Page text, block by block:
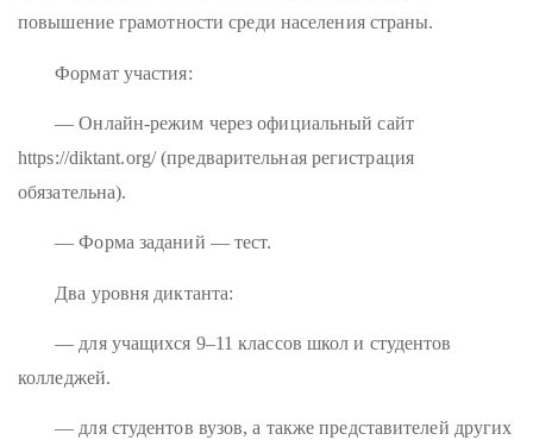
повышение грамотности среди населения страны.
Формат участия:
— Онлайн-режим через официальный сайт
https://diktant.org/ (предварительная регистрация
обязательна).
— Форма заданий — тест.
Два уровня диктанта:
— для учащихся 9–11 классов школ и студентов
колледжей.
— для студентов вузов, а также представителей других